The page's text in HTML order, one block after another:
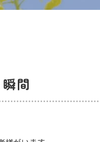
間